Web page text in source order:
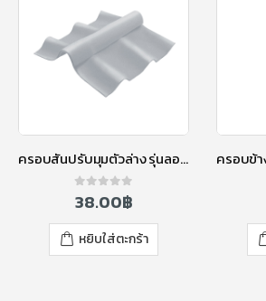
ครอบสันปรับมุมตัวล่าง รุ่นลอนคู่ไฮบริด สีซีเมนต์
out of 5
38.00฿
หยิบใส่ตะกร้า